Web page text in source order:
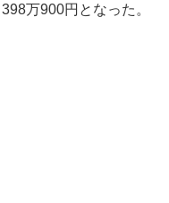
万900円となった。